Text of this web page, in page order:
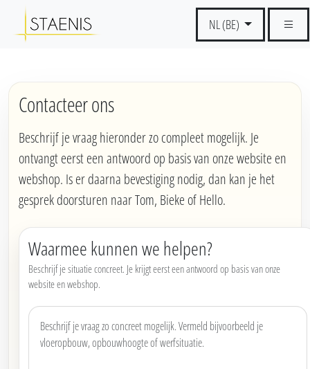
NL (BE)
Contacteer ons
Beschrijf je vraag hieronder zo compleet mogelijk. Je
ontvangt eerst een antwoord op basis van onze website en
webshop. Is er daarna bevestiging nodig, dan kan je het
gesprek doorsturen naar Tom, Bieke of Hello.
Waarmee kunnen we helpen?
Beschrijf je situatie concreet. Je krijgt eerst een antwoord op basis van onze
website en webshop.